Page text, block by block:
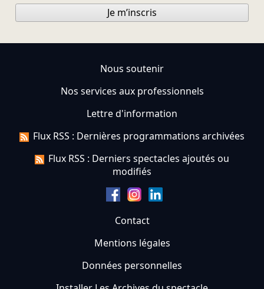
Je m’inscris
Nous soutenir
Nos services aux professionnels
Lettre d'information
Flux RSS : Dernières programmations archivées
Flux RSS : Derniers spectacles ajoutés ou
modifiés
Contact
Mentions légales
Données personnelles